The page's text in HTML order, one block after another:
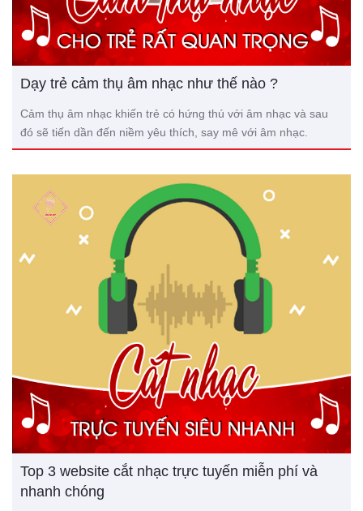
Dạy trẻ cảm thụ âm nhạc như thế nào ?
Cảm thụ âm nhạc khiến trẻ có hứng thú với âm nhạc và sau
đó sẽ tiến dần đến niềm yêu thích, say mê với âm nhạc.
Top 3 website cắt nhạc trực tuyến miễn phí và
nhanh chóng